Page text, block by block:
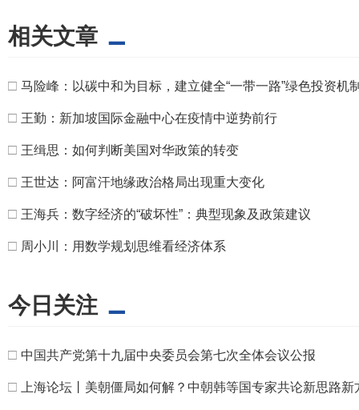
相关文章
□ 马险峰：以碳中和为目标，建立健全“一带一路”绿色投资机
□ 王勤：新加坡国际金融中心在疫情中逆势前行
□ 王缉思：如何判断美国对华政策的转变
□ 王世达：阿富汗地缘政治格局出现重大变化
□ 王海兵：数字经济的“破坏性”：典型现象及政策建议
□ 周小川：用数学规划思维看经济体系
今日关注
□ 中国共产党第十九届中央委员会第七次全体会议公报
□ 上海论坛丨美朝僵局如何解？中朝韩等国专家共论新思路新